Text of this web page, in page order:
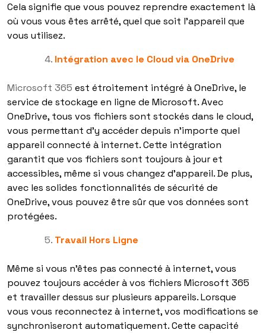
Cela signifie que vous pouvez reprendre exactement là
où vous vous êtes arrêté, quel que soit l’appareil que
vous utilisez.
Intégration avec le Cloud via OneDrive
Microsoft 365 est étroitement intégré à OneDrive, le
service de stockage en ligne de Microsoft. Avec
OneDrive, tous vos fichiers sont stockés dans le cloud,
vous permettant d’y accéder depuis n’importe quel
appareil connecté à internet. Cette intégration
garantit que vos fichiers sont toujours à jour et
accessibles, même si vous changez d’appareil. De plus,
avec les solides fonctionnalités de sécurité de
OneDrive, vous pouvez être sûr que vos données sont
protégées.
Travail Hors Ligne
Même si vous n’êtes pas connecté à internet, vous
pouvez toujours accéder à vos fichiers Microsoft 365
et travailler dessus sur plusieurs appareils. Lorsque
vous vous reconnectez à internet, vos modifications se
synchroniseront automatiquement. Cette capacité